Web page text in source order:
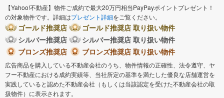
【Yahoo!不動産】物件ご成約で最大20万円相当PayPayポイントプレゼント！
の対象物件です。詳細はプレゼント詳細をご覧ください。
ゴールド推奨店
ゴールド推奨店 取り扱い物件
シルバー推奨店
シルバー推奨店 取り扱い物件
ブロンズ推奨店
ブロンズ推奨店 取り扱い物件
広告商品を購入している不動産会社のうち、物件情報の正確性、法令遵守、ヤ
フー不動産における成約実績等、当社所定の基準を満たした優良な店舗運営を
実践していると認めた不動産会社（もしくは当該認定を受けた不動産会社の取
扱物件）に表示されます。